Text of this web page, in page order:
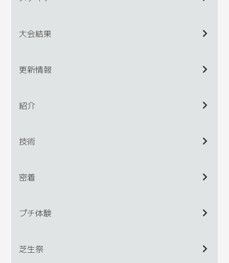
大会結果
更新情報
紹介
技術
密着
プチ体験
芝生祭